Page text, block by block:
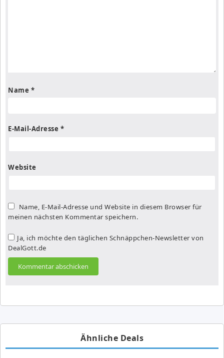
Name *
E-Mail-Adresse *
Website
Name, E-Mail-Adresse und Website in diesem Browser für
meinen nächsten Kommentar speichern.
Ja, ich möchte den täglichen Schnäppchen-Newsletter von
DealGott.de
Ähnliche Deals